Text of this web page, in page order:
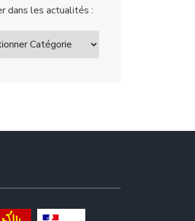
dans les actualités :